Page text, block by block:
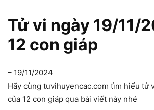
Tử vi ngày 19/11/
12 con giáp
– 19/11/2024
Hãy cùng tuvihuyencac.com tìm hiểu tử
của 12 con giáp qua bài viết này nhé